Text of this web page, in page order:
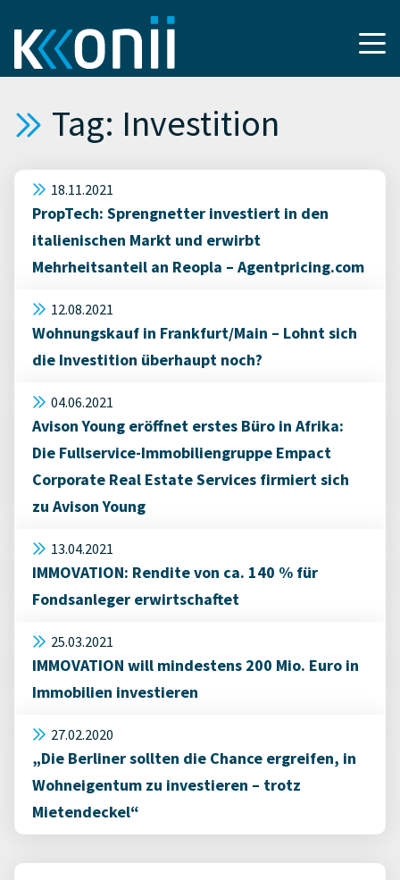
Tag: Investition
18.11.2021
PropTech: Sprengnetter investiert in den
italienischen Markt und erwirbt
Mehrheitsanteil an Reopla – Agentpricing.com
12.08.2021
Wohnungskauf in Frankfurt/Main – Lohnt sich
die Investition überhaupt noch?
04.06.2021
Avison Young eröffnet erstes Büro in Afrika:
Die Fullservice-Immobiliengruppe Empact
Corporate Real Estate Services firmiert sich
zu Avison Young
13.04.2021
IMMOVATION: Rendite von ca. 140 % für
Fondsanleger erwirtschaftet
25.03.2021
IMMOVATION will mindestens 200 Mio. Euro in
Immobilien investieren
27.02.2020
„Die Berliner sollten die Chance ergreifen, in
Wohneigentum zu investieren – trotz
Mietendeckel“